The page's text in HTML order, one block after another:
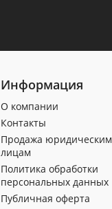
Информация
О компании
Контакты
Продажа юридическим
лицам
Политика обработки
персональных данных
Публичная оферта